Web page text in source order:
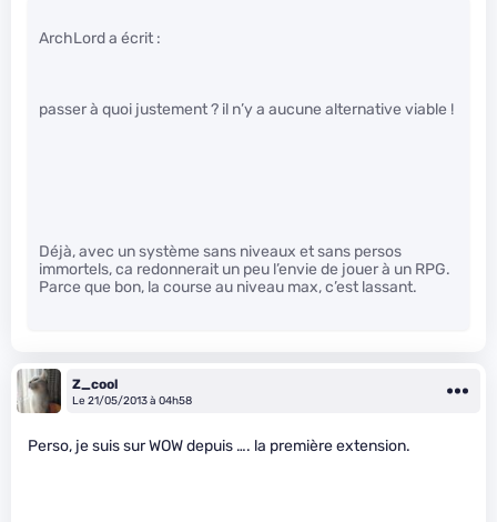
ArchLord a écrit :
passer à quoi justement ? il n’y a aucune alternative viable !
Déjà, avec un système sans niveaux et sans persos
immortels, ca redonnerait un peu l’envie de jouer à un RPG.
Parce que bon, la course au niveau max, c’est lassant.
Z_cool
Le 21/05/2013 à 04h58
Perso, je suis sur WOW depuis …. la première extension.